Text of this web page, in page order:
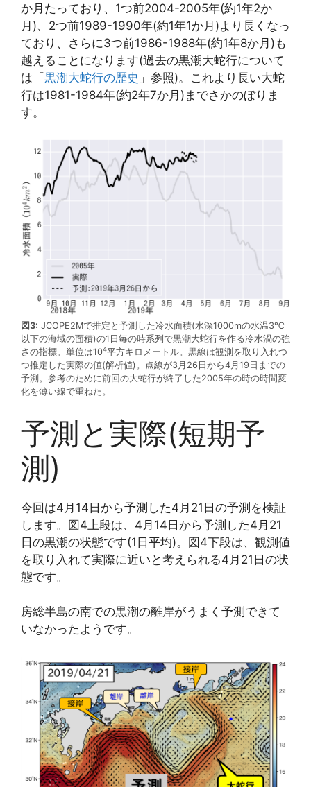
か月たっており、1つ前2004-2005年(約1年2か
月)、2つ前1989-1990年(約1年1か月)より長くなっ
ており、さらに3つ前1986-1988年(約1年8か月)も
越えることになります(過去の黒潮大蛇行について
は「黒潮大蛇行の歴史 」参照)。これより長い大蛇
行は1981-1984年(約2年7か月)までさかのぼりま
す。
図3: JCOPE2Mで推定と予測した冷水面積(水深1000mの水温3℃
以下の海域の面積)の1日毎の時系列で黒潮大蛇行を作る冷水渦の強
さの指標。単位は104平方キロメートル。黒線は観測を取り入れつ
つ推定した実際の値(解析値)。点線が3月26日から4月19日までの
予測。参考のために前回の大蛇行が終了した2005年の時の時間変
化を薄い線で重ねた。
予測と実際(短期予
測)
今回は4月14日から予測した4月21日の予測を検証
します。図4上段は、4月14日から予測した4月21
日の黒潮の状態です(1日平均)。図4下段は、観測値
を取り入れて実際に近いと考えられる4月21日の状
態です。
房総半島の南での黒潮の離岸がうまく予測できて
いなかったようです。